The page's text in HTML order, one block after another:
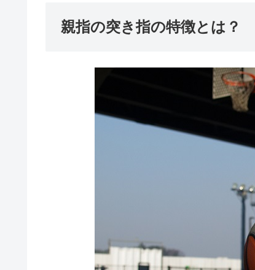
親指の突き指の特徴とは？